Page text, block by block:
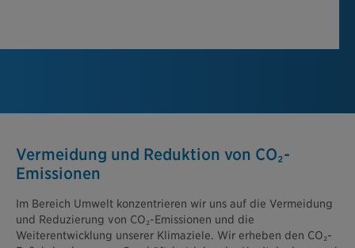
Vermeidung und Reduktion von CO₂-
Emissionen
Im Bereich Umwelt konzentrieren wir uns auf die Vermeidung
und Reduzierung von CO₂-Emissionen und die
Weiterentwicklung unserer Klimaziele. Wir erheben den CO₂-